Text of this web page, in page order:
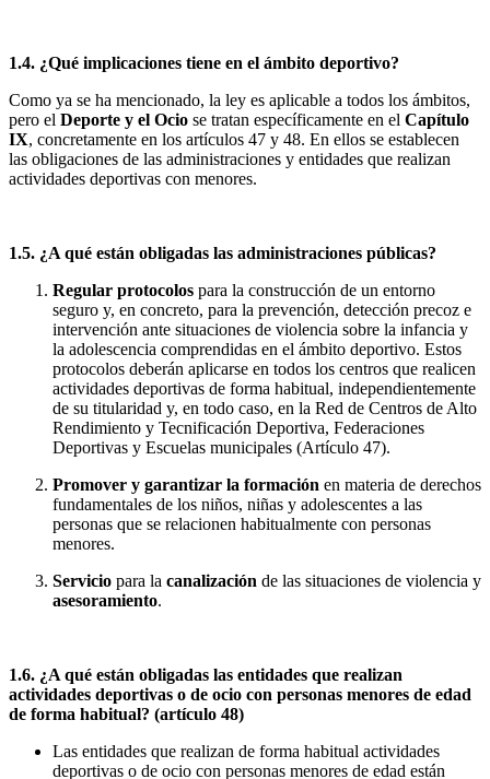
1.4. ¿Qué implicaciones tiene en el ámbito deportivo?
Como ya se ha mencionado, la ley es aplicable a todos los ámbitos,
pero el Deporte y el Ocio se tratan específicamente en el Capítulo
IX, concretamente en los artículos 47 y 48. En ellos se establecen
las obligaciones de las administraciones y entidades que realizan
actividades deportivas con menores.
1.5. ¿A qué están obligadas las administraciones públicas?
Regular protocolos para la construcción de un entorno
seguro y, en concreto, para la prevención, detección precoz e
intervención ante situaciones de violencia sobre la infancia y
la adolescencia comprendidas en el ámbito deportivo. Estos
protocolos deberán aplicarse en todos los centros que realicen
actividades deportivas de forma habitual, independientemente
de su titularidad y, en todo caso, en la Red de Centros de Alto
Rendimiento y Tecnificación Deportiva, Federaciones
Deportivas y Escuelas municipales (Artículo 47).
Promover y garantizar la formación en materia de derechos
fundamentales de los niños, niñas y adolescentes a las
personas que se relacionen habitualmente con personas
menores.
Servicio para la canalización de las situaciones de violencia y
asesoramiento.
1.6. ¿A qué están obligadas las entidades que realizan
actividades deportivas o de ocio con personas menores de edad
de forma habitual? (artículo 48)
Las entidades que realizan de forma habitual actividades
deportivas o de ocio con personas menores de edad están